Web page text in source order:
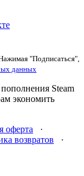
"Подписаться",
данных
Steam
экономить
оферта ·
возвратов ·